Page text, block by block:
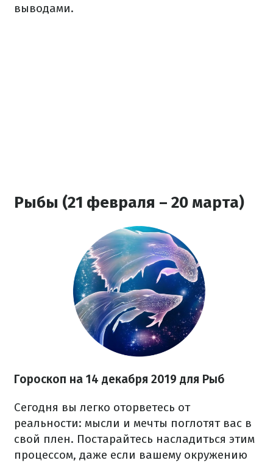
выводами.
Рыбы (21 февраля – 20 марта)
Гороскоп на 14 декабря 2019 для Рыб
Сегодня вы легко оторветесь от
реальности: мысли и мечты поглотят вас в
свой плен. Постарайтесь насладиться этим
процессом, даже если вашему окружению